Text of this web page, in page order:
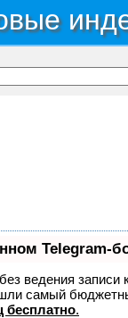
Telegram-
ведения
самый
бесплатно.